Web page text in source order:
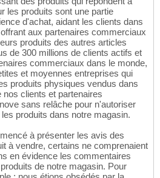
les produits sont une partie
d'achat, aidant les clients dans
aux partenaires commerciaux
produits des autres articles
de 300 millions de clients actifs et
commerciaux dans le monde,
et moyennes entreprises qui
produits physiques vendus dans
clients et partenaires
sans relâche pour n'autoriser
produits dans notre magasin.
à présenter les avis des
à vendre, certains ne comprenaient
en évidence les commentaires
de notre magasin. Pour